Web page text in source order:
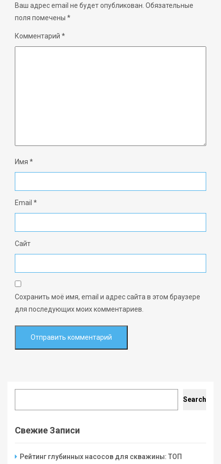
Ваш адрес email не будет опубликован. Обязательные
поля помечены *
Комментарий *
Имя *
Email *
Сайт
Сохранить моё имя, email и адрес сайта в этом браузере
для последующих моих комментариев.
Search
Свежие Записи
Рейтинг глубинных насосов для скважины: ТОП